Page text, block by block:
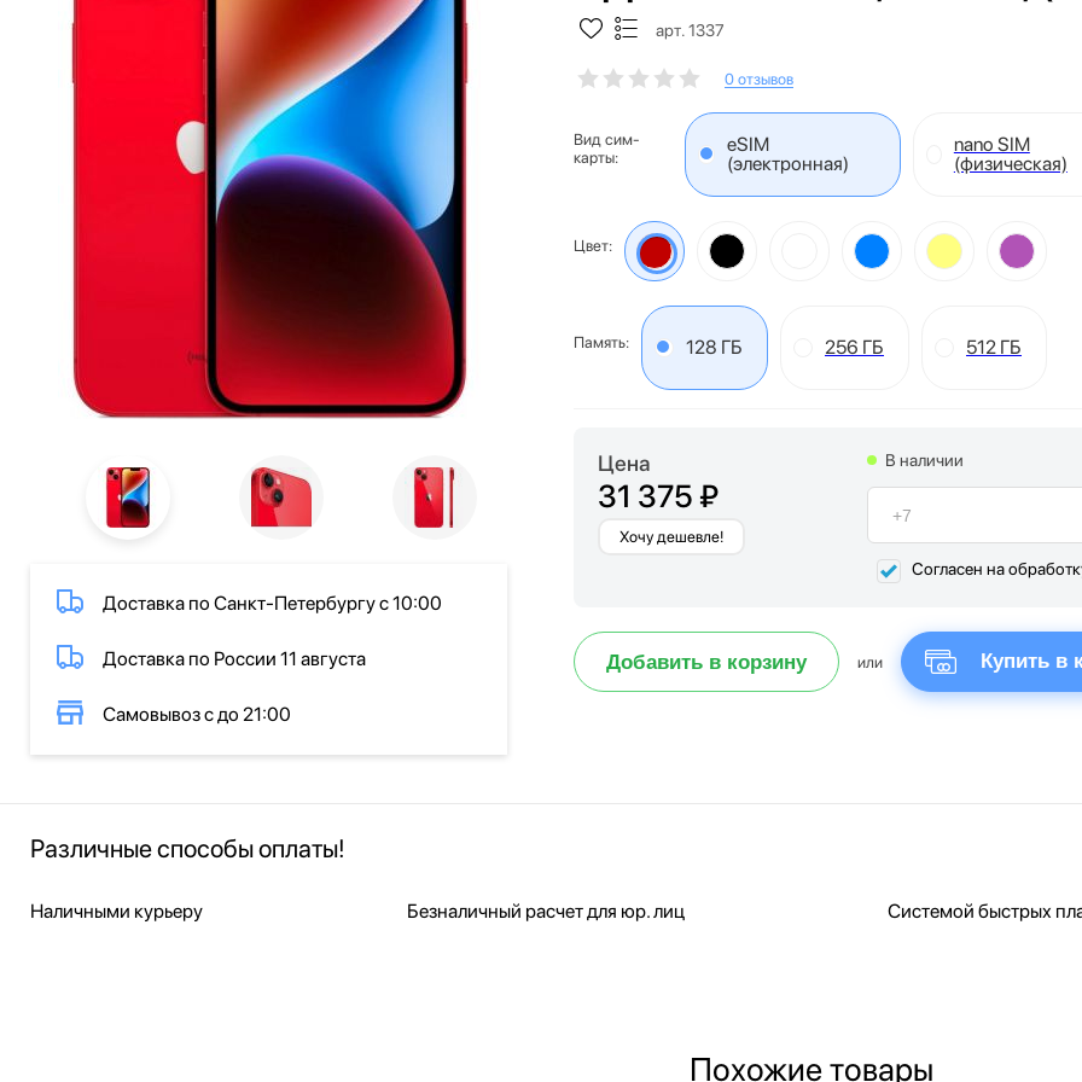
Доставка по Санкт-Петербургу с 10:00
Доставка по России 11 августа
Самовывоз с до 21:00
арт. 1337
0 отзывов
Вид сим-
карты:
eSIM
(электронная)
nano SIM
(физическая)
Цвет:
Память: 128 ГБ 256 ГБ 512 ГБ
Цена
31 375 ₽
Хочу дешевле!
В наличии
Согласен на
Добавить в корзину или Купить в
Различные способы оплаты!
Наличными курьеру Безналичный расчет для юр. лиц Системой быстрых
Похожие товары